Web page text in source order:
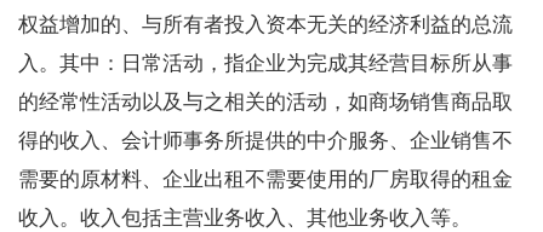
权益增加的、与所有者投入资本无关的经济利益的总流
入。其中：日常活动，指企业为完成其经营目标所从事
的经常性活动以及与之相关的活动，如商场销售商品取
得的收入、会计师事务所提供的中介服务、企业销售不
需要的原材料、企业出租不需要使用的厂房取得的租金
收入。收入包括主营业务收入、其他业务收入等。